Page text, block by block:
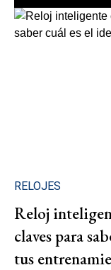
RELOJES
Reloj
claves para
tus